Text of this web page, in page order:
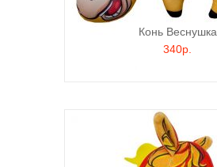
Конь Веснушка
340р.